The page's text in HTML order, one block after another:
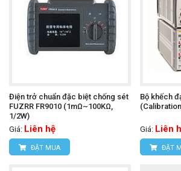
Điện trở chuẩn đặc biệt chống sét
FUZRR FR9010 (1mΩ~100KΩ,
1/2W)
Giá: Liên hệ
ĐẶT MUA
Bộ khếch
Giá: Liên
ĐẶT